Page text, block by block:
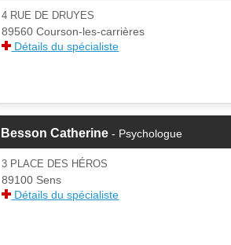
d'un membre.
Si vous êtes ce membre, mettez à
jour ces informations sur votre
4 RUE DE DRUYES
89560 Courson-les-carrières
Détails du spécialiste
Besson Catherine - Psychologue
Cette fiche est la propriété
d'un membre.
jour ces informations sur votre
3 PLACE DES HÉROS
89100 Sens
Détails du spécialiste